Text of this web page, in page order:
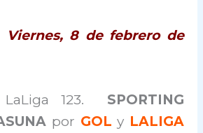
Viernes, 8 de febrero de
LaLiga 123. SPORTING
por GOL y LALIGA